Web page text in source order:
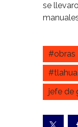
se
#obras
jefe de